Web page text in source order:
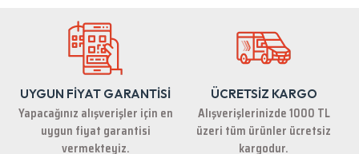
Ürün resmi kalitesiz, bozuk veya görüntülenemiyor.
Ürün açıklamasında eksik bilgiler bulunuyor.
Ürün bilgilerinde hatalar bulunuyor.
Ürün fiyatı diğer sitelerden daha pahalı.
Bu ürüne benzer farklı alternatifler olmalı.
UYGUN FİYAT GARANTİSİ
Yapacağınız alışverişler için en
uygun fiyat garantisi
vermekteyiz.
ÜCRETSİZ KARGO
Alışverişlerinizde 1000 TL
üzeri tüm ürünler ücretsiz
kargodur.